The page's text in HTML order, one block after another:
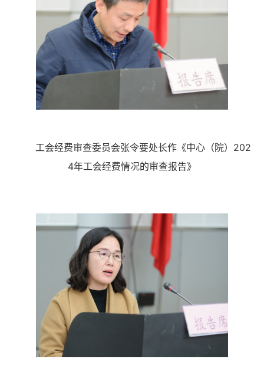
工会经费审查委员会张令要处长作《中心（院）202
4年工会经费情况的审查报告》